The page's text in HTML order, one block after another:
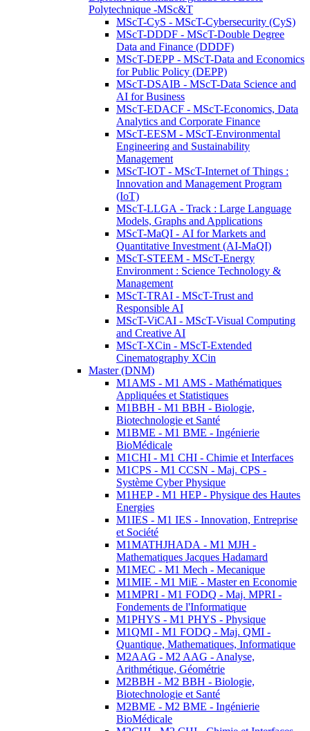
Polytechnique -MSc&T
MScT-CyS - MScT-Cybersecurity (CyS)
MScT-DDDF - MScT-Double Degree
Data and Finance (DDDF)
MScT-DEPP - MScT-Data and Economics
for Public Policy (DEPP)
MScT-DSAIB - MScT-Data Science and
AI for Business
MScT-EDACF - MScT-Economics, Data
Analytics and Corporate Finance
MScT-EESM - MScT-Environmental
Engineering and Sustainability
Management
MScT-IOT - MScT-Internet of Things :
Innovation and Management Program
(IoT)
MScT-LLGA - Track : Large Language
Models, Graphs and Applications
MScT-MaQI - AI for Markets and
Quantitative Investment (AI-MaQI)
MScT-STEEM - MScT-Energy
Environment : Science Technology &
Management
MScT-TRAI - MScT-Trust and
Responsible AI
MScT-ViCAI - MScT-Visual Computing
and Creative AI
MScT-XCin - MScT-Extended
Cinematography XCin
Master (DNM)
M1AMS - M1 AMS - Mathématiques
Appliquées et Statistiques
M1BBH - M1 BBH - Biologie,
Biotechnologie et Santé
M1BME - M1 BME - Ingénierie
BioMédicale
M1CHI - M1 CHI - Chimie et Interfaces
M1CPS - M1 CCSN - Maj. CPS -
Système Cyber Physique
M1HEP - M1 HEP - Physique des Hautes
Energies
M1IES - M1 IES - Innovation, Entreprise
et Société
M1MATHJHADA - M1 MJH -
Mathematiques Jacques Hadamard
M1MEC - M1 Mech - Mecanique
M1MIE - M1 MiE - Master en Economie
M1MPRI - M1 FODQ - Maj. MPRI -
Fondements de l'Informatique
M1PHYS - M1 PHYS - Physique
M1QMI - M1 FODQ - Maj. QMI -
Quantique, Mathematiques, Informatique
M2AAG - M2 AAG - Analyse,
Arithmétique, Géométrie
M2BBH - M2 BBH - Biologie,
Biotechnologie et Santé
M2BME - M2 BME - Ingénierie
BioMédicale